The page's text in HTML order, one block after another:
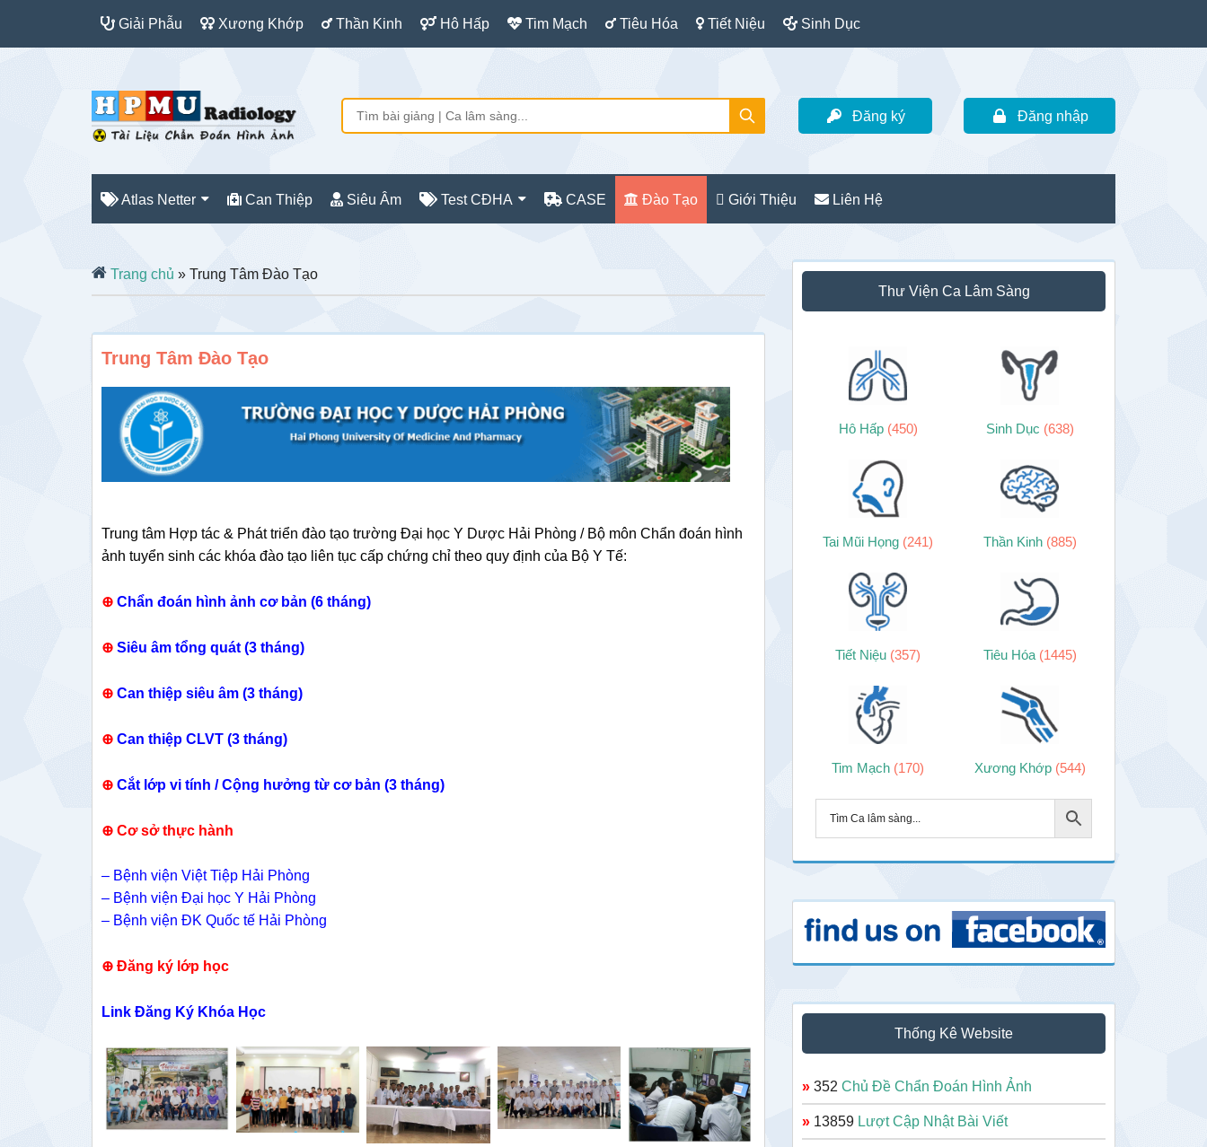
Giải Phẫu Xương Khớp Thần Kinh Hô Hấp Tim Mạch Tiêu Hóa Tiết Niệu Sinh Dục
Đăng ký Đăng nhập
Atlas Netter Can Thiệp Siêu Âm Test CĐHA CASE Đào Tạo Giới Thiệu Liên Hệ
Trang chủ » Trung Tâm Đào Tạo
Trung Tâm Đào Tạo
Trung tâm Hợp tác & Phát triển đào tạo trường Đại học Y Dược Hải Phòng / Bộ môn Chẩn đoán hình
ảnh tuyển sinh các khóa đào tạo liên tục cấp chứng chỉ theo quy định của Bộ Y Tế:
⊕ Chẩn đoán hình ảnh cơ bản (6 tháng)
⊕ Siêu âm tổng quát (3 tháng)
⊕ Can thiệp siêu âm (3 tháng)
⊕ Can thiệp CLVT (3 tháng)
⊕ Cắt lớp vi tính / Cộng hưởng từ cơ bản (3 tháng)
⊕ Cơ sở thực hành
– Bệnh viện Việt Tiệp Hải Phòng
– Bệnh viện Đại học Y Hải Phòng
– Bệnh viện ĐK Quốc tế Hải Phòng
⊕ Đăng ký lớp học
Link Đăng Ký Khóa Học
Sidebar
chính
Thư Viện Ca Lâm Sàng
Hô Hấp (450) Sinh Dục (638)
Tai Mũi Họng (241) Thần Kinh (885)
Tiết Niệu (357) Tiêu Hóa (1445)
Tim Mạch (170) Xương Khớp (544)
Thống Kê Website
» 352 Chủ Đề Chẩn Đoán Hình Ảnh
» 13859 Lượt Cập Nhật Bài Viết